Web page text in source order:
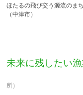
ほたるの飛び交う源流のま
（中津市）
未来に残したい
所）